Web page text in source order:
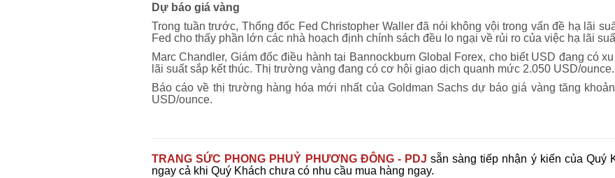
Dự báo giá vàng
Trong tuần trước, Thống đốc Fed Christopher Waller đã nói không vội trong vấn đề hạ lãi
Fed cho thấy phần lớn các nhà hoạch định chính sách đều lo ngại về rủi ro của việc hạ lãi
Marc Chandler, Giám đốc điều hành tại Bannockburn Global Forex, cho biết USD đang có
lãi suất sắp kết thúc. Thị trường vàng đang có cơ hội giao dịch quanh mức 2.050 USD/ounce.
Báo cáo về thị trường hàng hóa mới nhất của Goldman Sachs dự báo giá vàng tăng
USD/ounce.
TRANG SỨC PHONG PHUỶ PHƯƠNG ĐÔNG - PDJ sẵn sàng tiếp nhận ý kiến của Quý
ngay cả khi Quý Khách chưa có nhu cầu mua hàng ngay.